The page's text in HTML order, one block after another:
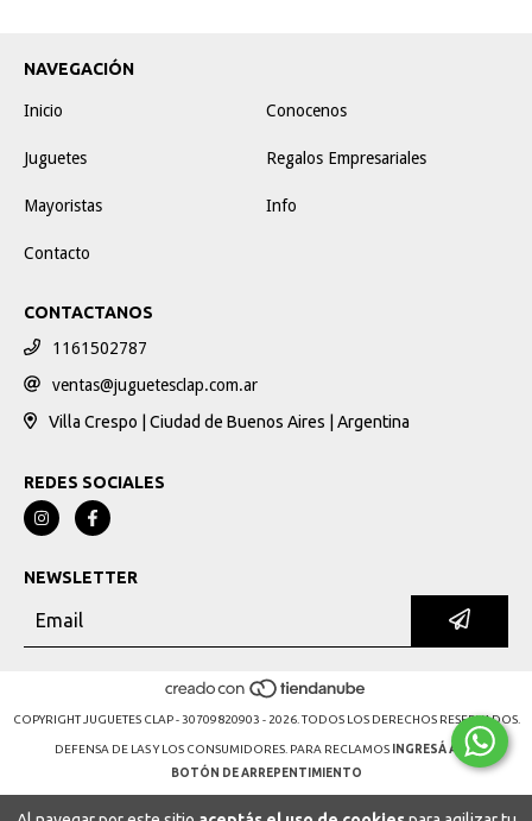
NAVEGACIÓN
Inicio Conocenos
Juguetes Regalos Empresariales
Mayoristas Info
Contacto
CONTACTANOS
1161502787
ventas@juguetesclap.com.ar
Villa Crespo | Ciudad de Buenos Aires | Argentina
REDES SOCIALES
NEWSLETTER
COPYRIGHT JUGUETES CLAP - 30709820903 - 2026. TODOS LOS DERECHOS RESERVADOS.
DEFENSA DE LAS Y LOS CONSUMIDORES. PARA RECLAMOS
INGRESÁ ACÁ.
BOTÓN DE ARREPENTIMIENTO